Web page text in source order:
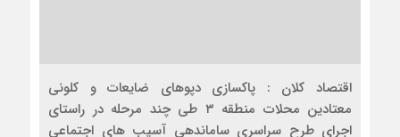
اقتصاد کلان : پاکسازی دپوهای ضایعات و کلونی
معتادین محلات منطقه ۳ طی چند مرحله در راستای
اجرای طرح سراسری ساماندهی آسیب های اجتماعی